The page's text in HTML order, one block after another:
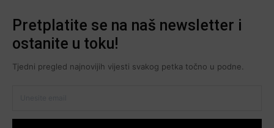
Pretplatite se na naš newsletter i
ostanite u toku!
Tjedni pregled najnovijih vijesti svakog petka točno u podne.